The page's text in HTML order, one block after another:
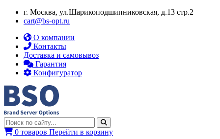
г. Москва, ул.​​Шарикоподшипниковская, д.13 стр.2
cart@bs-opt.ru
О компании
Контакты
Доставка и самовывоз
Гарантия
Конфигуратор
0 товаров Перейти в корзину